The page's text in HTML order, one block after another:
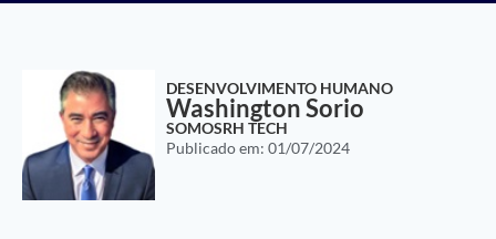
DESENVOLVIMENTO HUMANO
Washington Sorio
SOMOSRH TECH
Publicado em: 01/07/2024